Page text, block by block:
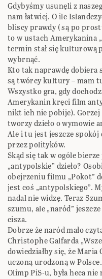
Gdybyśmy usunęli z
nam łatwiej. O ile
bliscy prawdy ( są po
to w ustach Amerykanina
termin stał się kulturową
wybrnąć.
Kto tak naprawdę dobiera
są twórcy kultury – mam
Wszystko gra, gdy
Amerykanin kręci film
nikt ich nie pobije).
tworzy dzieło o wymowie
Ale i tu jest jeszcze spokój
przez polityków.
Skąd się tak w ogóle
„antypolskie” dzieło?
obejrzeniu filmu „Pokot”
jest coś „antypolskiego”.
nadal nie widzę. Teraz
szumu, ale „naród”
cisza.
Dobrze że naród mało
Christophe Galfarda
dowiedziałby się, że Maria
uczoną urodzoną w
Olimp PiS-u, była heca